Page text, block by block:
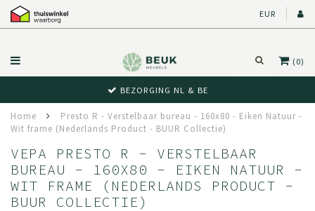
EUR
(0)
BEWUST RETOUR
Home
Presto R - Verstelbaar bureau - 160x80 - Eiken Natuur -
Wit frame (Nederlands Product - BUUR Collectie)
VEPA PRESTO R - VERSTELBAAR
BUREAU - 160X80 - EIKEN NATUUR -
WIT FRAME (NEDERLANDS PRODUCT -
BUUR COLLECTIE)